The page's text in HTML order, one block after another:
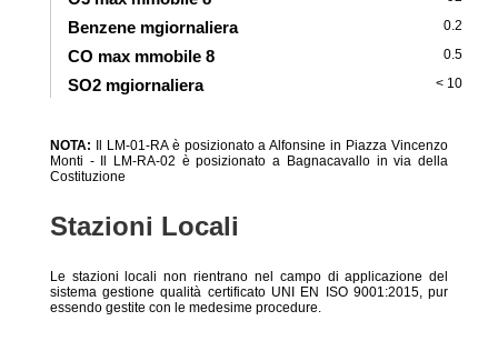
0.2
0.5
< 10
NOTA: Il LM-01-RA è posizionato a Alfonsine in Piazza Vincenzo
Monti - Il LM-RA-02 è posizionato a Bagnacavallo in via della
Costituzione
Stazioni Locali
Le stazioni locali non rientrano nel campo di applicazione del
sistema gestione qualità certificato UNI EN ISO 9001:2015, pur
essendo gestite con le medesime procedure.